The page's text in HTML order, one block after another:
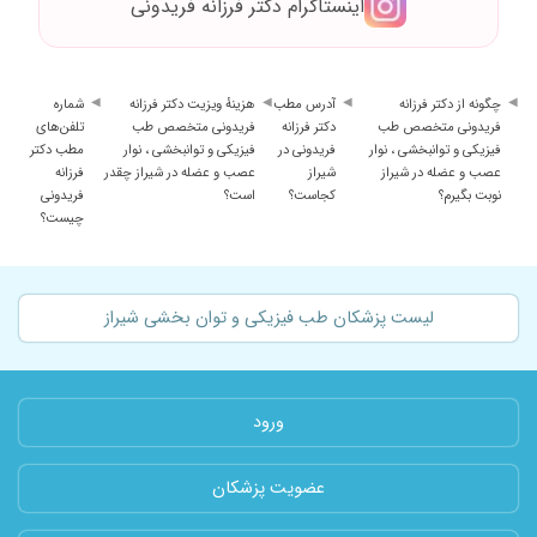
اینستاگرام دکتر فرزانه فریدونی
چگونه از دکتر فرزانه
فریدونی متخصص طب
فیزیکی و توانبخشی ، نوار
عصب و عضله در شیراز
نوبت بگیرم؟
آدرس مطب
دکتر فرزانه
فریدونی در
شیراز
کجاست؟
هزینهٔ ویزیت دکتر فرزانه
فریدونی متخصص طب
فیزیکی و توانبخشی ، نوار
عصب و عضله در شیراز چقدر
است؟
شماره
تلفن‌های
مطب دکتر
فرزانه
فریدونی
چیست؟
لیست پزشکان طب فیزیکی و توان بخشی شیراز
ورود
عضویت پزشکان